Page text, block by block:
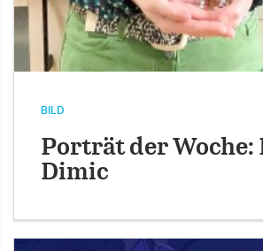
BILD
Porträt der Woche:
Dimic